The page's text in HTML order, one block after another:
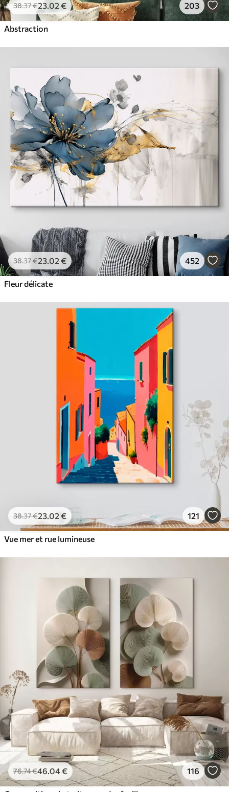
38.37€23.02 € 203
Abstraction
38.37€23.02 € 452
Fleur délicate
38.37€23.02 € 121
Vue mer et rue lumineuse
76.74€46.04€ 116